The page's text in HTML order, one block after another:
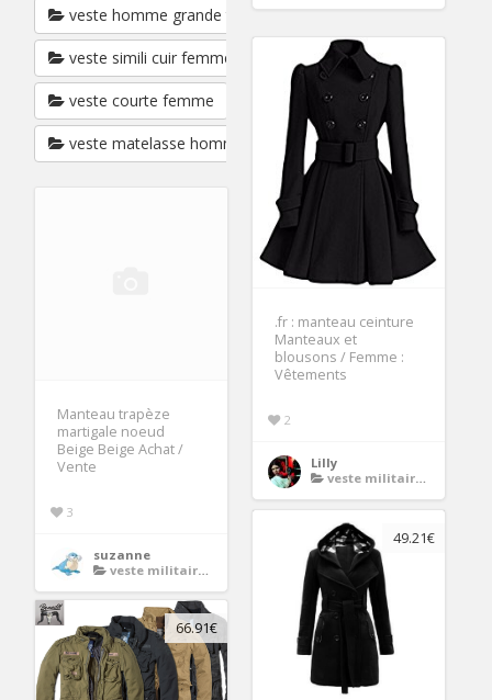
veste homme grande taille
veste simili cuir femme
veste courte femme
veste matelasse homme
.fr : manteau ceinture
Manteaux et
blousons / Femme :
Vêtements
2
Lilly
veste militaire femme
Manteau trapèze
martigale noeud
Beige Beige Achat /
Vente
3
suzanne
veste militaire femme
49.21€
66.91€